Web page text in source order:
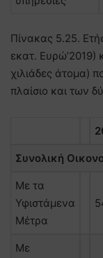
Πίνακας 5.25.
εκατ. Ευρώ’2019)
χιλιάδες άτομα)
πλαίσιο και των
Συνολική
Με τα
Υφιστάμενα
Μέτρα
Με